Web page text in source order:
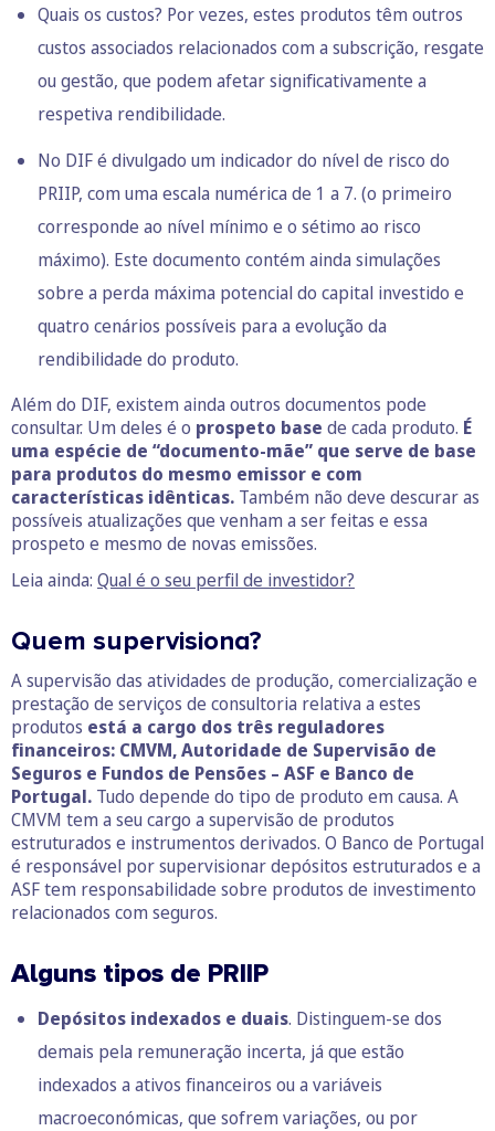
Quais os custos? Por vezes, estes produtos têm outros
custos associados relacionados com a subscrição, resgate
ou gestão, que podem afetar significativamente a
respetiva rendibilidade.
No DIF é divulgado um indicador do nível de risco do
PRIIP, com uma escala numérica de 1 a 7. (o primeiro
corresponde ao nível mínimo e o sétimo ao risco
máximo). Este documento contém ainda simulações
sobre a perda máxima potencial do capital investido e
quatro cenários possíveis para a evolução da
rendibilidade do produto.
Além do DIF, existem ainda outros documentos pode
consultar. Um deles é o prospeto base de cada produto. É
uma espécie de “documento-mãe” que serve de base
para produtos do mesmo emissor e com
características idênticas. Também não deve descurar as
possíveis atualizações que venham a ser feitas e essa
prospeto e mesmo de novas emissões.
Leia ainda: Qual é o seu perfil de investidor?
Quem supervisiona?
A supervisão das atividades de produção, comercialização e
prestação de serviços de consultoria relativa a estes
produtos está a cargo dos três reguladores
financeiros: CMVM, Autoridade de Supervisão de
Seguros e Fundos de Pensões – ASF e Banco de
Portugal. Tudo depende do tipo de produto em causa. A
CMVM tem a seu cargo a supervisão de produtos
estruturados e instrumentos derivados. O Banco de Portugal
é responsável por supervisionar depósitos estruturados e a
ASF tem responsabilidade sobre produtos de investimento
relacionados com seguros.
Alguns tipos de PRIIP
Depósitos indexados e duais. Distinguem-se dos
demais pela remuneração incerta, já que estão
indexados a ativos financeiros ou a variáveis
macroeconómicas, que sofrem variações, ou por